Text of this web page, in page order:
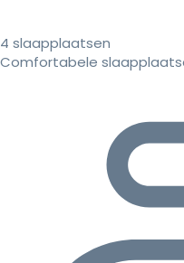
4 slaapplaatsen
Comfortabele